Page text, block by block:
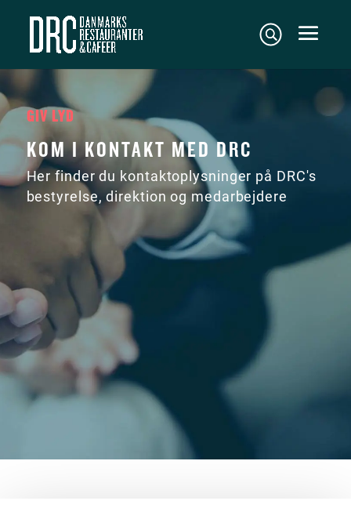
GIV LYD
KOM I KONTAKT MED DRC
Her finder du kontaktoplysninger på DRC's
bestyrelse, direktion og medarbejdere